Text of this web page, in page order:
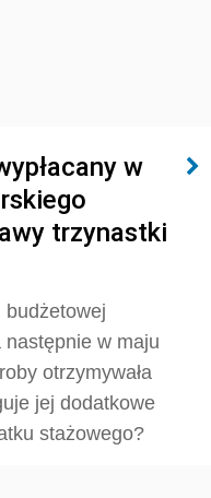
w
trzynastki
budżetowej
następnie w maju
otrzymywała
jej dodatkowe
stażowego?